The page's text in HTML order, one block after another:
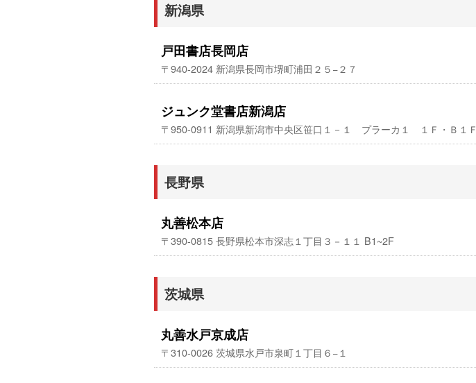
新潟県
戸田書店長岡店
〒940-2024 新潟県長岡市堺町浦田２５−２７
ジュンク堂書店新潟店
〒950-0911 新潟県新潟市中央区笹口１－１ プラーカ１ １Ｆ・Ｂ１Ｆ
長野県
丸善松本店
〒390-0815 長野県松本市深志１丁目３－１１ B1~2F
茨城県
丸善水戸京成店
〒310-0026 茨城県水戸市泉町１丁目６−１